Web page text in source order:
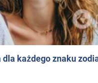
każdego znaku